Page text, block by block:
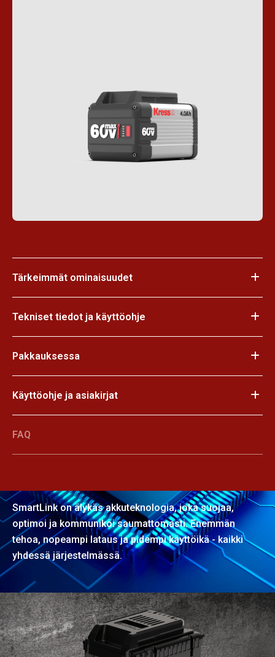
Tärkeimmät ominaisuudet
Tekniset tiedot ja käyttöohje
Pakkauksessa
Käyttöohje ja asiakirjat
FAQ
SmartLink on älykäs akkuteknologia, joka suojaa,
optimoi ja kommunikoi saumattomasti. Enemmän
tehoa, nopeampi lataus ja pidempi käyttöikä - kaikki
yhdessä järjestelmässä.